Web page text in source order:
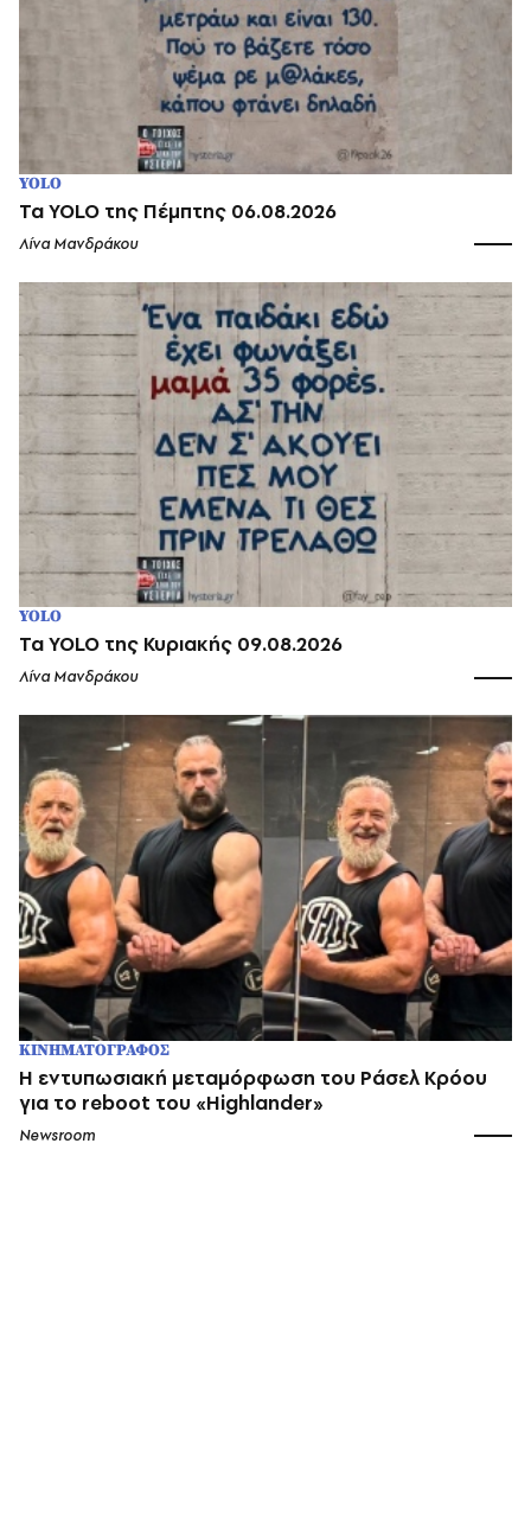
YOLO
Τα YOLO της Πέμπτης 06.08.2026
Λίνα Μανδράκου
YOLO
Τα YOLO της Κυριακής 09.08.2026
Λίνα Μανδράκου
ΚΙΝΗΜΑΤΟΓΡΑΦΟΣ
Η εντυπωσιακή μεταμόρφωση του Ράσελ Κρόου
για το reboot του «Highlander»
Newsroom